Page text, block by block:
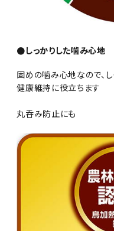
●しっかりした噛み心地
固めの噛み心地なので、
健康維持に役立ちます
丸呑み防止にも